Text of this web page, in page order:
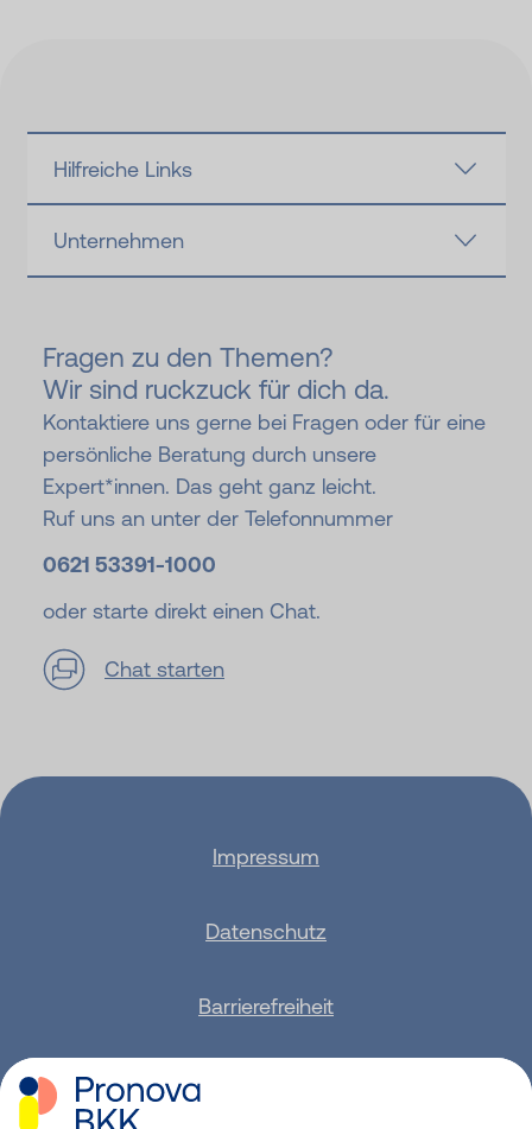
Hilfreiche Links
Unternehmen
Fragen zu den Themen?
Wir sind ruckzuck für dich da.
Kontaktiere uns gerne bei Fragen oder für eine
persönliche Beratung durch unsere
Expert*innen. Das geht ganz leicht.
Ruf uns an unter der Telefonnummer
0621 53391-1000
oder starte direkt einen Chat.
Chat starten
Impressum
Datenschutz
Barrierefreiheit